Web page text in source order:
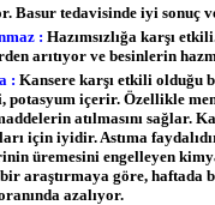
Basur tedavisinde iyi sonuç
: Hazımsızlığa karşı
arıtıyor ve besinlerin
: Kansere karşı etkili olduğu
potasyum içerir. Özellikle
atılmasını sağlar.
için iyidir. Astıma
üremesini engelleyen
araştırmaya göre,
azalıyor.